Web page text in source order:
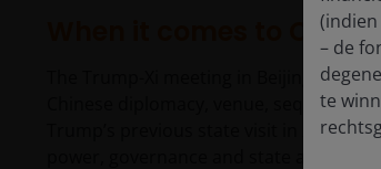
When it comes to
The Trump-Xi meeting in Beijing
Chinese diplomacy, venue, sequence
Trump’s previous state visit in 2017,
– de
te